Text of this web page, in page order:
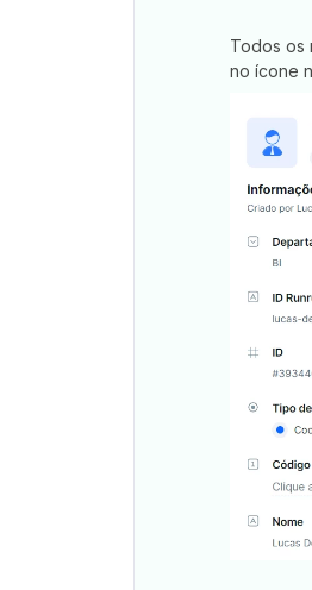
Todos os
no ícone